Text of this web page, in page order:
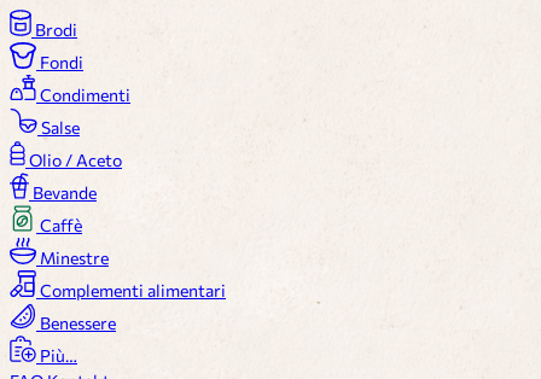
Brodi
Fondi
Condimenti
Salse
Olio / Aceto
Bevande
Caffè
Minestre
Complementi alimentari
Benessere
Più…